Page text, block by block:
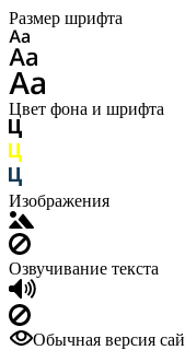
Размер шрифта
Цвет фона и шрифта
Изображения
Озвучивание текста
Обычная версия